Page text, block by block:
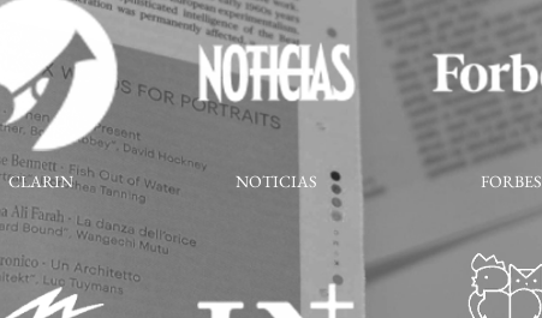
CLARIN NOTICIAS FORBES